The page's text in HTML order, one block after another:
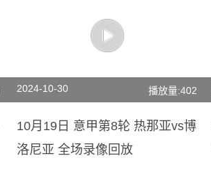
2024-10-30 播放量:402
10月19日 意甲第8轮 热那亚vs博
洛尼亚 全场录像回放